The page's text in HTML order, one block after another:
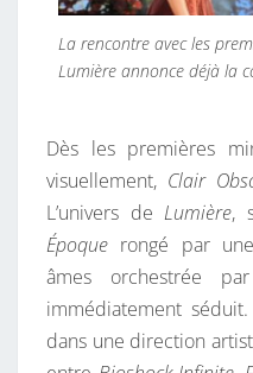
La rencontre avec les
Lumière annonce déjà la
Dès les premières
visuellement, Clair
L’univers de Lumière,
Époque rongé par
âmes orchestrée
immédiatement
dans une direction